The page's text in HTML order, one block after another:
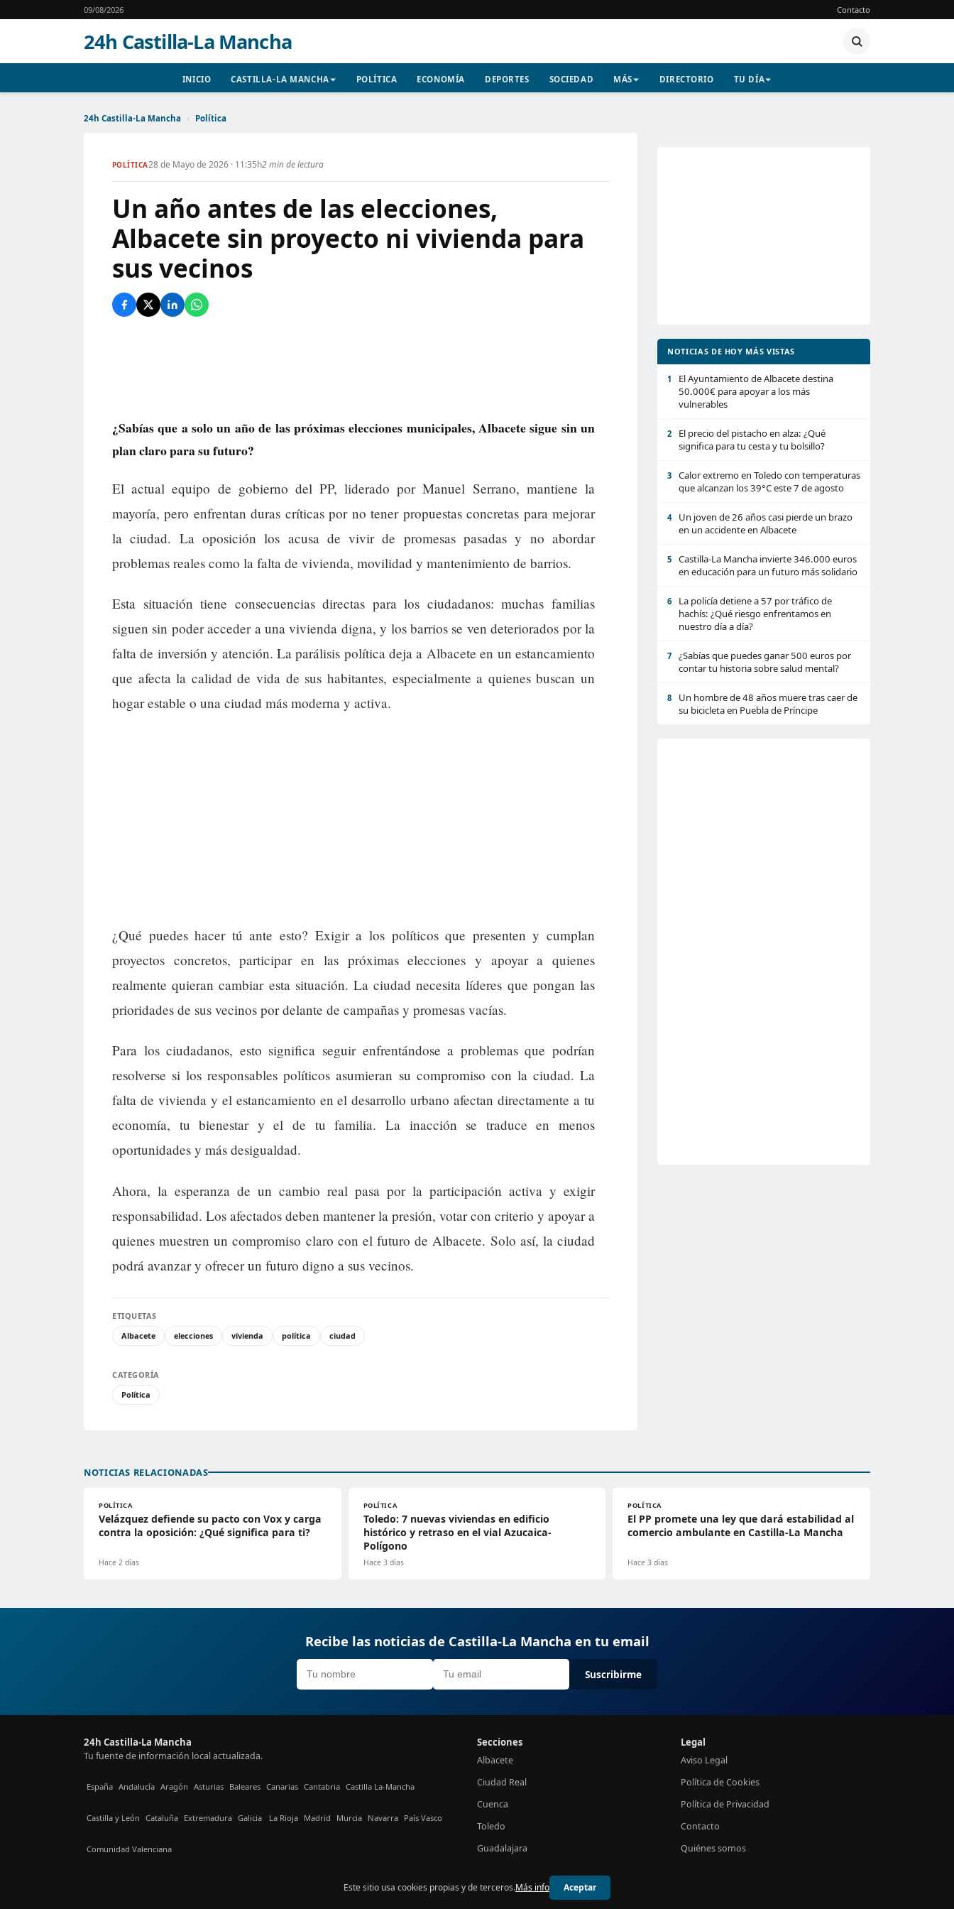
09/08/2026 Contacto
24h Castilla-La Mancha
INICIO CASTILLA-LA MANCHA POLÍTICA ECONOMÍA DEPORTES SOCIEDAD MÁS DIRECTORIO TU DÍA
24h Castilla-La Mancha › Política
POLÍTICA28 de Mayo de 2026 · 11:35h2 min de lectura
Un año antes de las elecciones,
Albacete sin proyecto ni vivienda para
sus vecinos
¿Sabías que a solo un año de las próximas elecciones municipales, Albacete sigue sin un
plan claro para su futuro?
El actual equipo de gobierno del PP, liderado por Manuel Serrano, mantiene la
mayoría, pero enfrentan duras críticas por no tener propuestas concretas para mejorar
la ciudad. La oposición los acusa de vivir de promesas pasadas y no abordar
problemas reales como la falta de vivienda, movilidad y mantenimiento de barrios.
Esta situación tiene consecuencias directas para los ciudadanos: muchas familias
siguen sin poder acceder a una vivienda digna, y los barrios se ven deteriorados por la
falta de inversión y atención. La parálisis política deja a Albacete en un estancamiento
que afecta la calidad de vida de sus habitantes, especialmente a quienes buscan un
hogar estable o una ciudad más moderna y activa.
¿Qué puedes hacer tú ante esto? Exigir a los políticos que presenten y cumplan
proyectos concretos, participar en las próximas elecciones y apoyar a quienes
realmente quieran cambiar esta situación. La ciudad necesita líderes que pongan las
prioridades de sus vecinos por delante de campañas y promesas vacías.
Para los ciudadanos, esto significa seguir enfrentándose a problemas que podrían
resolverse si los responsables políticos asumieran su compromiso con la ciudad. La
falta de vivienda y el estancamiento en el desarrollo urbano afectan directamente a tu
economía, tu bienestar y el de tu familia. La inacción se traduce en menos
oportunidades y más desigualdad.
Ahora, la esperanza de un cambio real pasa por la participación activa y exigir
responsabilidad. Los afectados deben mantener la presión, votar con criterio y apoyar a
quienes muestren un compromiso claro con el futuro de Albacete. Solo así, la ciudad
podrá avanzar y ofrecer un futuro digno a sus vecinos.
ETIQUETAS
Albacete
elecciones vivienda política ciudad
CATEGORÍA
Política
NOTICIAS DE HOY MÁS VISTAS
1
El Ayuntamiento de Albacete destina
50.000€ para apoyar a los más
vulnerables
2
El precio del pistacho en alza: ¿Qué
significa para tu cesta y tu bolsillo?
3
Calor extremo en Toledo con temperaturas
que alcanzan los 39°C este 7 de agosto
4
Un joven de 26 años casi pierde un brazo
en un accidente en Albacete
5
Castilla-La Mancha invierte 346.000 euros
en educación para un futuro más solidario
6
La policía detiene a 57 por tráfico de
hachís: ¿Qué riesgo enfrentamos en
nuestro día a día?
7
¿Sabías que puedes ganar 500 euros por
contar tu historia sobre salud mental?
8
Un hombre de 48 años muere tras caer de
su bicicleta en Puebla de Príncipe
NOTICIAS RELACIONADAS
POLÍTICA
Velázquez defiende su pacto con Vox y carga
contra la oposición: ¿Qué significa para ti?
Hace 2 días
POLÍTICA
Toledo: 7 nuevas viviendas en edificio
histórico y retraso en el vial Azucaica-
Polígono
Hace 3 días
POLÍTICA
El PP promete una ley que dará estabilidad al
comercio ambulante en Castilla-La Mancha
Hace 3 días
Recibe las noticias de Castilla-La Mancha en tu email
Suscribirme
24h Castilla-La Mancha
Tu fuente de información local actualizada.
España Andalucía Aragón Asturias Baleares Canarias Cantabria Castilla La-Mancha
Castilla y León Cataluña Extremadura Galicia La Rioja Madrid Murcia Navarra País Vasco
Comunidad Valenciana
Secciones
Albacete
Ciudad Real
Cuenca
Toledo
Guadalajara
Legal
Aviso Legal
Política de Cookies
Política de Privacidad
Contacto
Quiénes somos
© 2026 24h Castilla-La Mancha
Este sitio usa cookies propias y de terceros.Más info Aceptar